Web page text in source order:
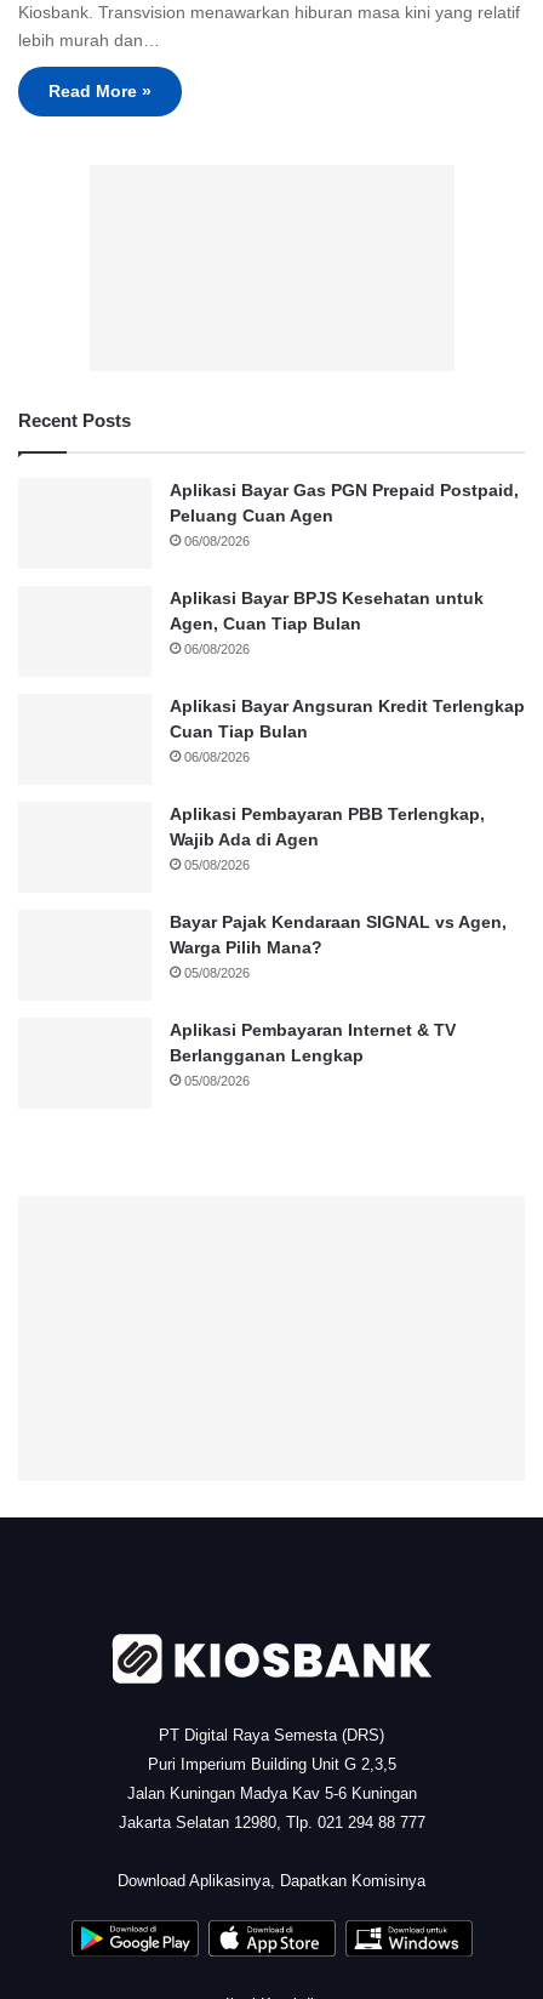
Kiosbank. Transvision menawarkan hiburan masa kini yang relatif
lebih murah dan…
Read More »
Recent Posts
Aplikasi Bayar Gas PGN Prepaid Postpaid,
Peluang Cuan Agen
06/08/2026
Aplikasi Bayar BPJS Kesehatan untuk
Agen, Cuan Tiap Bulan
06/08/2026
Aplikasi Bayar Angsuran Kredit Terlengkap
Cuan Tiap Bulan
06/08/2026
Aplikasi Pembayaran PBB Terlengkap,
Wajib Ada di Agen
05/08/2026
Bayar Pajak Kendaraan SIGNAL vs Agen,
Warga Pilih Mana?
05/08/2026
Aplikasi Pembayaran Internet & TV
Berlangganan Lengkap
05/08/2026
.
PT Digital Raya Semesta (DRS)
Puri Imperium Building Unit G 2,3,5
Jalan Kuningan Madya Kav 5-6 Kuningan
Jakarta Selatan 12980, Tlp. 021 294 88 777
Download Aplikasinya, Dapatkan Komisinya